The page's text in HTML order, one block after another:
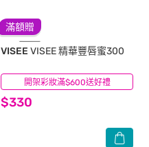
滿額贈
開架彩妝滿$600送好禮
VISEE VISEE 精華豐唇蜜300
$330
(5)